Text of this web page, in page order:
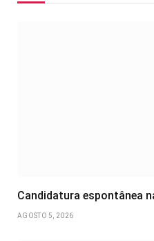
Candidatura espontânea
AGOSTO 5, 2026